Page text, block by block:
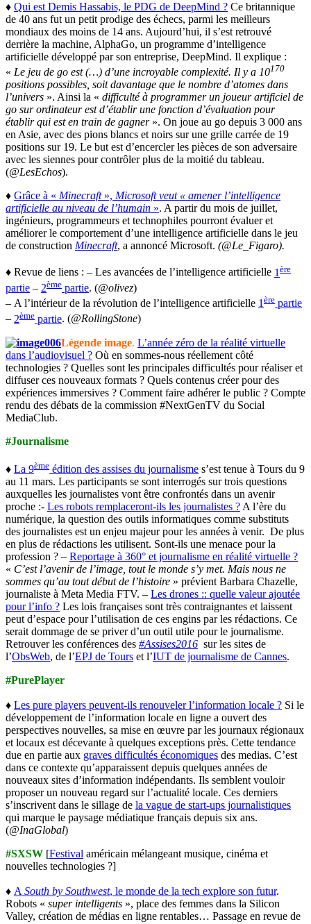
♦ Qui est Demis Hassabis, le PDG de DeepMind ? Ce britannique
de 40 ans fut un petit prodige des échecs, parmi les meilleurs
mondiaux des moins de 14 ans. Aujourd’hui, il s’est retrouvé
derrière la machine, AlphaGo, un programme d’intelligence
artificielle développé par son entreprise, DeepMind. Il explique :
« Le jeu de go est (…) d’une incroyable complexité. Il y a 10170
positions possibles, soit davantage que le nombre d’atomes dans
l’univers ». Ainsi la « difficulté à programmer un joueur artificiel de
go sur ordinateur est d’établir une fonction d’évaluation pour
établir qui est en train de gagner». On joue au go depuis 3 000 ans
en Asie, avec des pions blancs et noirs sur une grille carrée de 19
positions sur 19. Le but est d’encercler les pièces de son adversaire
avec les siennes pour contrôler plus de la moitié du tableau.
(@LesEchos).
♦ Grâce à « Minecraft», Microsoft veut « amener l’intelligence
artificielle au niveau de l’humain ». A partir du mois de juillet,
ingénieurs, programmeurs et technophiles pourront évaluer et
améliorer le comportement d’une intelligence artificielle dans le jeu
de construction Minecraft, a annoncé Microsoft. (@Le_Figaro).
♦ Revue de liens : – Les avancées de l’intelligence artificielle 1 ère
partie – 2ème partie. (@olivez)
– A l’intérieur de la révolution de l’intelligence artificielle 1ère partie
– 2ème partie. (@RollingStone)
Légende image. L’année zéro de la réalité virtuelle
dans l’audiovisuel ? Où en sommes-nous réellement côté
technologies ? Quelles sont les principales difficultés pour réaliser et
diffuser ces nouveaux formats ? Quels contenus créer pour des
expériences immersives ? Comment faire adhérer le public ? Compte
rendu des débats de la commission #NextGenTV du Social
MediaClub.
#Journalisme
♦ La 9ème édition des assises du journalisme s’est tenue à Tours du 9
au 11 mars. Les participants se sont interrogés sur trois questions
auxquelles les journalistes vont être confrontés dans un avenir
proche :- Les robots remplaceront-ils les journalistes ? A l’ère du
numérique, la question des outils informatiques comme substituts
des journalistes est un enjeu majeur pour les années à venir. De plus
en plus de rédactions les utilisent. Sont-ils une menace pour la
profession ? – Reportage à 360° et journalisme en réalité virtuelle ?
« C’est l’avenir de l’image, tout le monde s’y met. Mais nous ne
sommes qu’au tout début de l’histoire » prévient Barbara Chazelle,
journaliste à Meta Media FTV. – Les drones :: quelle valeur ajoutée
pour l’info ? Les lois françaises sont très contraignantes et laissent
peut d’espace pour l’utilisation de ces engins par les rédactions. Ce
serait dommage de se priver d’un outil utile pour le journalisme.
Retrouver les conférences des #Assises2016 sur les sites de
l’ObsWeb, de l’EPJ de Tours et l’IUT de journalisme de Cannes.
#PurePlayer
♦ Les pure players peuvent-ils renouveler l’information locale ? Si le
développement de l’information locale en ligne a ouvert des
perspectives nouvelles, sa mise en œuvre par les journaux régionaux
et locaux est décevante à quelques exceptions près. Cette tendance
due en partie aux graves difficultés économiques des medias. C’est
dans ce contexte qu’apparaissent depuis quelques années de
nouveaux sites d’information indépendants. Ils semblent vouloir
proposer un nouveau regard sur l’actualité locale. Ces derniers
s’inscrivent dans le sillage de la vague de start-ups journalistiques
qui marque le paysage médiatique français depuis six ans.
(@InaGlobal)
#SXSW [Festival américain mélangeant musique, cinéma et
nouvelles technologies ?]
♦ A South by Southwest, le monde de la tech explore son futur.
Robots « super intelligents », place des femmes dans la Silicon
Valley, création de médias en ligne rentables… Passage en revue de